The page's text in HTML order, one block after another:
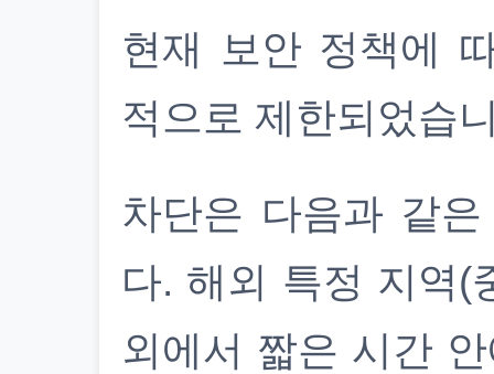
현재 보안 정책에
적으로 제한되었습
차단은 다음과 같
다. 해외 특정 지역(
외에서 짧은 시간